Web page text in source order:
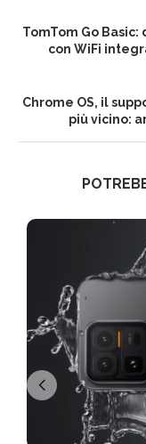
TomTom Go
con WiFi
Chrome OS, il
più vicino: